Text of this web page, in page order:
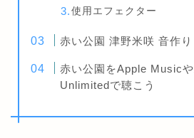
使用エフェクター
赤い公園 津野米咲 音作り
赤い公園をApple Music
Unlimitedで聴こう